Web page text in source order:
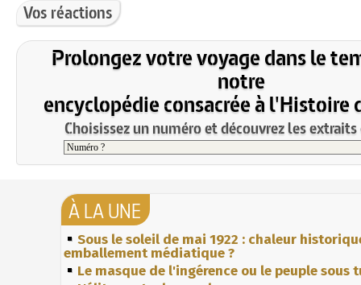
Vos réactions
Prolongez votre voyage dans le
notre
encyclopédie consacrée à l'Histoire
Choisissez un numéro et découvrez les
À LA UNE
Sous le soleil de mai 1922 : chaleur
emballement médiatique ?
Le masque de l'ingérence ou le peuple sous